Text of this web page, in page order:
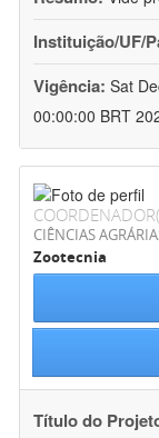
Instituição/UF/
Vigência: Sat
00:00:00 BRT
CIÊNCIAS
Zootecnia
Título do